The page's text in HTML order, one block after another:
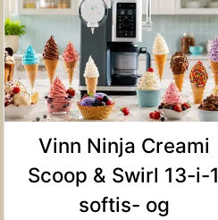
Vinn Ninja Creami
Scoop & Swirl 13-i-1
softis- og